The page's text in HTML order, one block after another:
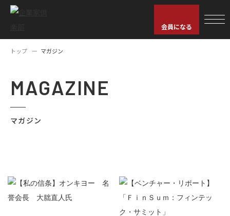
会員になる
トップ マガジン
MAGAZINE
マガジン